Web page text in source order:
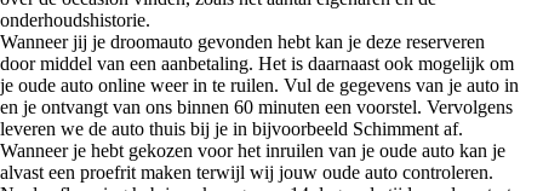
onderhoudshistorie.
Wanneer jij je droomauto gevonden hebt kan je deze reserveren
door middel van een aanbetaling. Het is daarnaast ook mogelijk om
je oude auto online weer in te ruilen. Vul de gegevens van je auto in
en je ontvangt van ons binnen 60 minuten een voorstel. Vervolgens
leveren we de auto thuis bij je in bijvoorbeeld Schimment af.
Wanneer je hebt gekozen voor het inruilen van je oude auto kan je
alvast een proefrit maken terwijl wij jouw oude auto controleren.